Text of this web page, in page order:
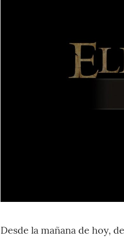
Desde la mañana de hoy,